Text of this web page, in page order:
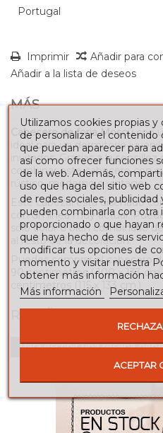
Portugal
Imprimir
Añadir para
Añadir a la lista de deseos
MÁS
Cabecero de forja Moscúcon
ideal para un dormitorio
invitados. Gracias a la
combinar este cabecero con
rústico, moderno o vintage.
Este cabezal está diseñado
con un línea muy actual.
sólo color o bien combinarlo
al resto de la decoración.
Puedes comprar el cabecero
90 centímetros ( 100 x 133
centímetros (115 x 133 cm.)
Para escribir una reseña
Utilizamos cookies propias
de personalizar el contenido
que puedan aparecer para
así como ofrecer funciones
de la web. Además,
uso que haga del sitio web
de redes sociales, publicidad
pueden combinarla con otra
proporcionado o que hayan
que haya hecho de sus
modificar tus opciones de
momento y visitar nuestra
obtener más información
Más información
ACEPTAR